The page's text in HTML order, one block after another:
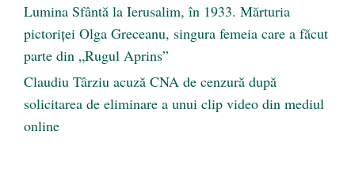
Lumina Sfântă la Ierusalim, în 1933. Mărturia
pictoriței Olga Greceanu, singura femeia care a făcut
parte din „Rugul Aprins”
Claudiu Târziu acuză CNA de cenzură după
solicitarea de eliminare a unui clip video din mediul
online